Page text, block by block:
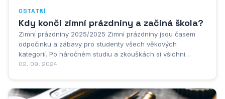
OSTATNÍ
Kdy končí zimní prázdniny a začíná škola?
Zimní prázdniny 2025/2025 Zimní prázdniny jsou časem
odpočinku a zábavy pro studenty všech věkových
kategorií. Po náročném studiu a zkouškách si všichni
zaslouží chvíli volna. Ale kdy vlastně ty zimní radovánky
02. 09. 2024